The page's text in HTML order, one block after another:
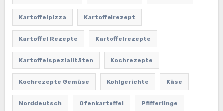
Kartoffelpizza Kartoffelrezept
Kartoffel Rezepte Kartoffelrezepte
Kartoffelspezialitäten Kochrezepte
Kochrezepte Gemüse Kohlgerichte Käse
Norddeutsch Ofenkartoffel Pfifferlinge